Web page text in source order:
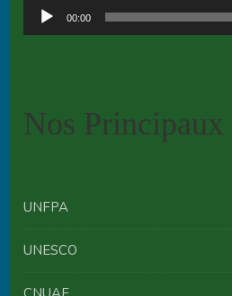
Audio
Player
00:00
Nos Principaux
UNFPA
UNESCO